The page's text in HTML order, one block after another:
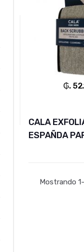
₲.
CALA
ESPAÑDA
Mostrando